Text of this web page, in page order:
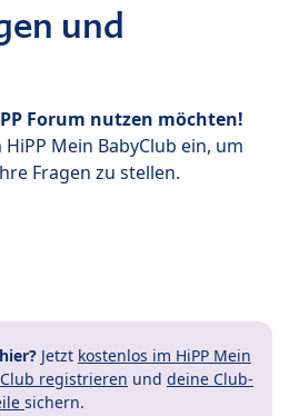
und
Forum nutzen möchten!
Mein BabyClub ein, um
Fragen zu stellen.
Jetzt kostenlos im HiPP Mein
registrieren und deine Club-
sichern.